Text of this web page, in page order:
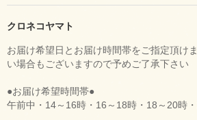
クロネコヤマト
お届け希望日とお届け時間帯をご指定頂け
い場合もございますので予めご了承下さい
●お届け希望時間帯●
午前中・14～16時・16～18時・18～20時